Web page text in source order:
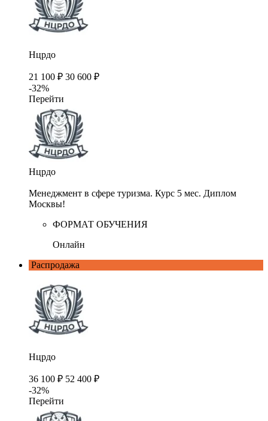
Нцрдо
21 100 ₽ 30 600 ₽
-32%
Перейти
Нцрдо
Менеджмент в сфере туризма. Курс 5 мес. Диплом
Москвы!
ФОРМАТ ОБУЧЕНИЯ
Онлайн
Распродажа
Нцрдо
36 100 ₽ 52 400 ₽
-32%
Перейти